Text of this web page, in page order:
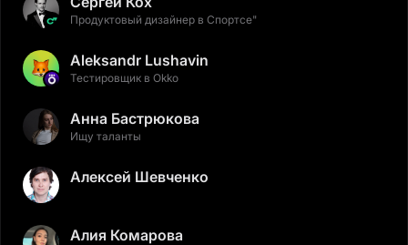
Продуктовый дизайнер в Спортсе"
Aleksandr Lushavin
Тестировщик в Okko
Анна Бастрюкова
Ищу таланты
Алексей Шевченко
Алия Комарова